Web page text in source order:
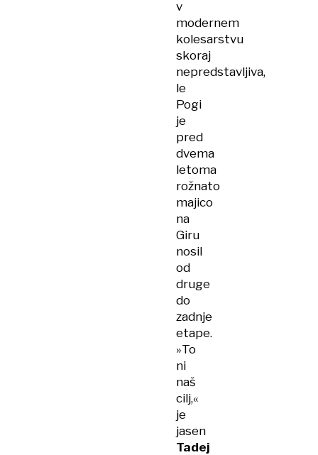
v
modernem
kolesarstvu
skoraj
nepredstavljiva,
le
Pogi
je
pred
dvema
letoma
rožnato
majico
na
Giru
nosil
od
druge
do
zadnje
etape.
»To
ni
naš
cilj,«
je
jasen
Tadej